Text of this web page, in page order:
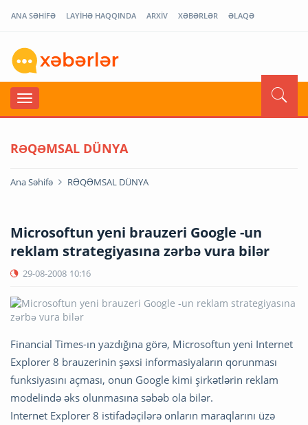
ANA SƏHİFƏ LAYİHƏ HAQQINDA ARXİV XƏBƏRLƏR ƏLAQƏ
RƏQƏMSAL DÜNYA
Ana Səhifə RƏQƏMSAL DÜNYA
Microsoftun yeni brauzeri Google -un
reklam strategiyasına zərbə vura bilər
29-08-2008 10:16
Financial Times-ın yazdığına görə, Microsoftun yeni Internet
Explorer 8 brauzerinin şəxsi informasiyaların qorunması
funksiyasını açması, onun Google kimi şirkətlərin reklam
modelində əks olunmasına səbəb ola bilər.
Internet Explorer 8 istifadəçilərə onların maraqlarını üzə